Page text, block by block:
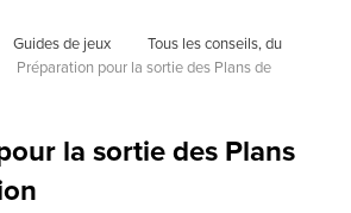
Guides de jeux
Tous les conseils, du
Préparation pour la sortie des Plans de
la sortie des Plans